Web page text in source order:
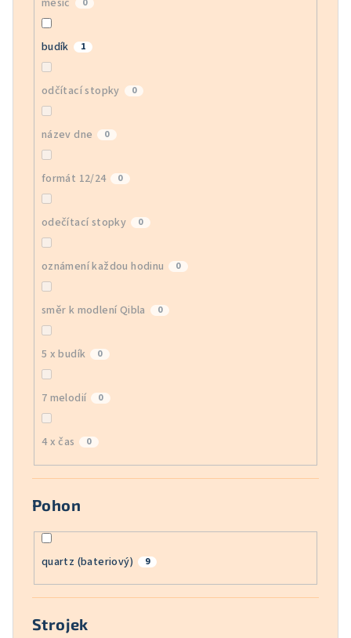
měsíc 0
budík 1
odčítací stopky 0
název dne 0
formát 12/24 0
odečítací stopky 0
oznámení každou hodinu 0
směr k modlení Qibla 0
5 x budík 0
7 melodií 0
4 x čas 0
Pohon
quartz (bateriový) 9
Strojek